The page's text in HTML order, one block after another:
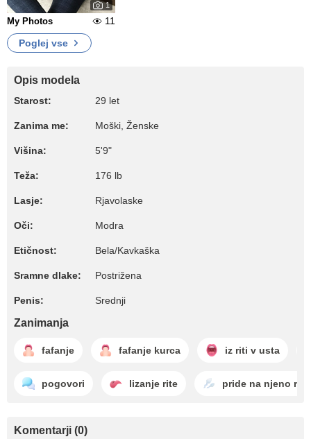
1
My Photos
11
Poglej vse
Opis modela
Starost: 29 let
Zanima me: Moški, Ženske
Višina: 5'9"
Teža: 176 lb
Lasje: Rjavolaske
Oči: Modra
Etičnost: Bela/Kavkaška
Sramne dlake: Postrižena
Penis: Srednji
Zanimanja
fafanje fafanje kurca iz riti v usta
pogovori lizanje rite pride na njeno rit
Komentarji (0)